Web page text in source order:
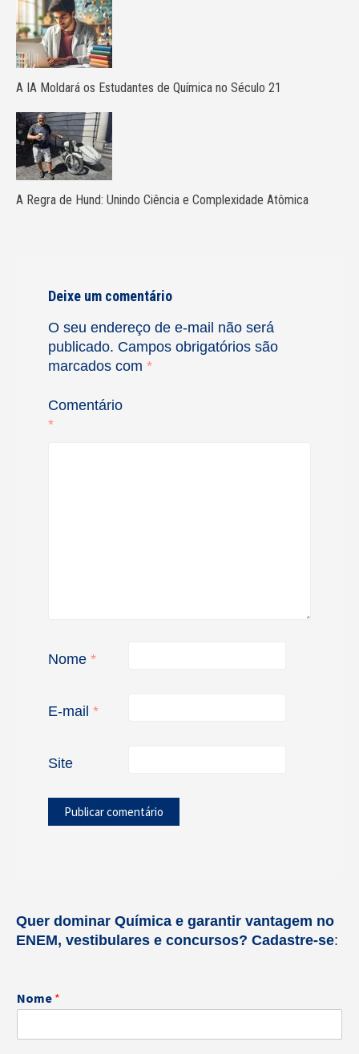
A IA Moldará os Estudantes de Química no Século 21
A Regra de Hund: Unindo Ciência e Complexidade Atômica
Deixe um comentário
O seu endereço de e-mail não será
publicado. Campos obrigatórios são
marcados com *
Comentário
*
Nome *
E-mail *
Site
Quer dominar Química e garantir vantagem no
ENEM, vestibulares e concursos? Cadastre-se:
Nome *